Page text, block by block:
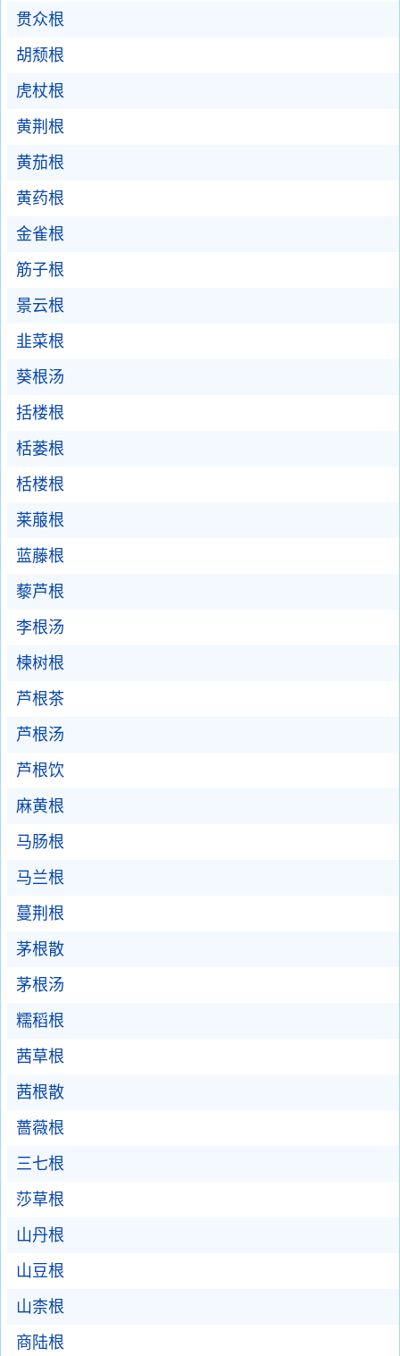
贯众根
胡颓根
虎杖根
黄荆根
黄茄根
黄药根
金雀根
筋子根
景云根
韭菜根
葵根汤
括楼根
栝蒌根
栝楼根
莱菔根
蓝藤根
藜芦根
李根汤
楝树根
芦根茶
芦根汤
芦根饮
麻黄根
马肠根
马兰根
蔓荆根
茅根散
茅根汤
糯稻根
茜草根
茜根散
蔷薇根
三七根
莎草根
山丹根
山豆根
山柰根
商陆根